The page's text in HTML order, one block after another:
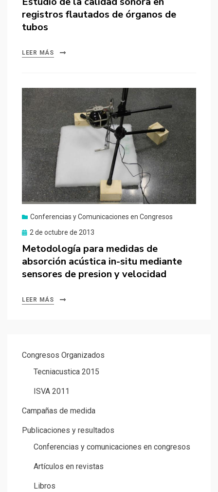
registros flautados de órganos de
tubos
LEER MÁS
Conferencias y Comunicaciones en Congresos
Publicado
2 de octubre de 2013
Metodología para medidas de
absorción acústica in-situ mediante
sensores de presion y velocidad
LEER MÁS
Congresos Organizados
Tecniacustica 2015
ISVA 2011
Campañas de medida
Publicaciones y resultados
Conferencias y comunicaciones en congresos
Artículos en revistas
Libros